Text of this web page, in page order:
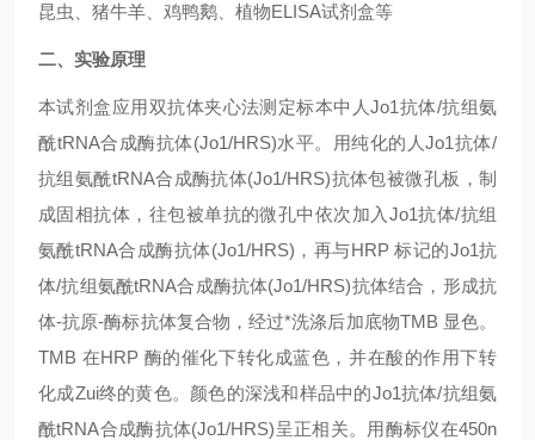
昆虫、猪牛羊、鸡鸭鹅、植物ELISA试剂盒等
二、实验原理
本试剂盒应用双抗体夹心法测定标本中人Jo1抗体/抗组氨
酰tRNA合成酶抗体(Jo1/HRS)水平。用纯化的人Jo1抗体/
抗组氨酰tRNA合成酶抗体(Jo1/HRS)抗体包被微孔板，制
成固相抗体，往包被单抗的微孔中依次加入Jo1抗体/抗组
氨酰tRNA合成酶抗体(Jo1/HRS)，再与HRP 标记的Jo1抗
体/抗组氨酰tRNA合成酶抗体(Jo1/HRS)抗体结合，形成抗
体-抗原-酶标抗体复合物，经过*洗涤后加底物TMB 显色。
TMB 在HRP 酶的催化下转化成蓝色，并在酸的作用下转
化成Zui终的黄色。颜色的深浅和样品中的Jo1抗体/抗组氨
酰tRNA合成酶抗体(Jo1/HRS)呈正相关。用酶标仪在450n